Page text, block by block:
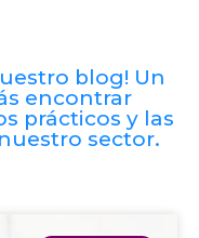
blog! Un
encontrar
prácticos y las
sector.